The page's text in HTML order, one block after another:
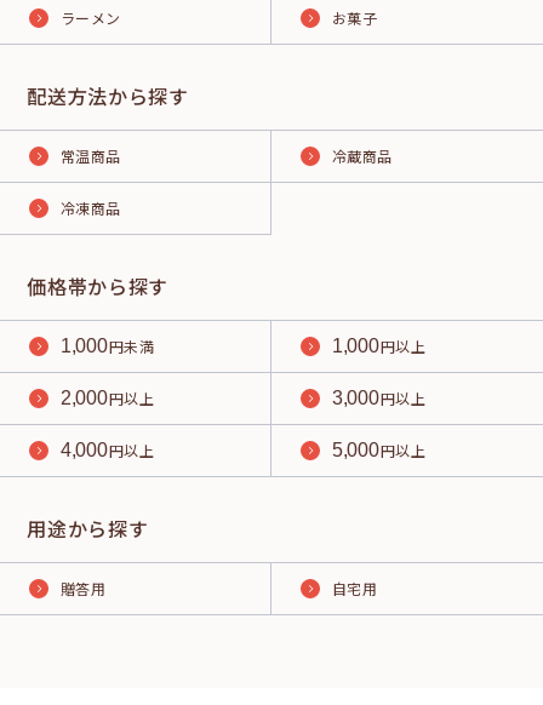
ラーメン お菓子
配送方法から探す
常温商品 冷蔵商品
冷凍商品
価格帯から探す
1,000円未満 1,000円以上
2,000円以上 3,000円以上
4,000円以上 5,000円以上
用途から探す
贈答用 自宅用